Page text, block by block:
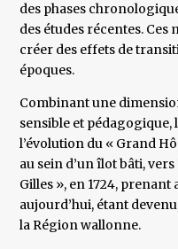
des phases
des études récentes.
créer des effets de
époques.
Combinant une
sensible et
l’évolution du « Grand
au sein d’un îlot bâti, vers
Gilles », en 1724,
aujourd’hui, étant
la Région wallonne.